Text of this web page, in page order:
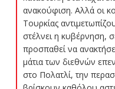
ανακούφιση. Αλλά οι
Τουρκίας
στέλνει η κυβέρνηση,
προσπαθεί να
μάτια των διεθνών
στο Πολατλί, την